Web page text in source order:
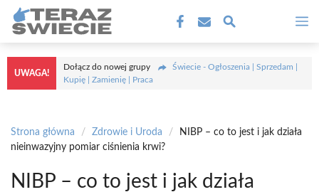
Przejdź
treści
UWAGA!
Dołącz do nowej grupy
Świecie - Ogłoszenia | Sprzedam |
Kupię | Zamienię | Praca
Strona główna / Zdrowie i Uroda /
NIBP – co to jest i jak działa
nieinwazyjny pomiar ciśnienia krwi?
NIBP – co to jest i jak działa